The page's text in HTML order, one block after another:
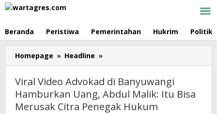
Skip
Beranda Peristiwa Pemerintahan Hukrim Politik
Homepage » Headline »
Video
Advokad
di
Banyuwangi
Hamburkan
Viral Video Advokad di Banyuwangi
Hamburkan Uang, Abdul Malik: Itu Bisa
Merusak Citra Penegak Hukum